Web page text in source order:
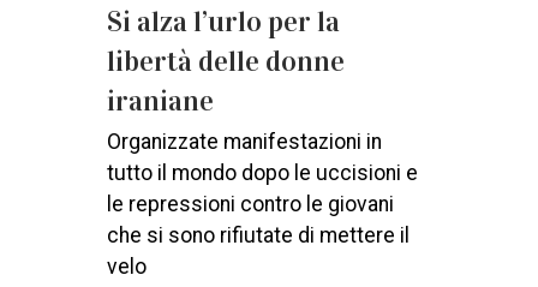
Si alza l’urlo per la
libertà delle donne
iraniane
Organizzate manifestazioni in
tutto il mondo dopo le uccisioni e
le repressioni contro le giovani
che si sono rifiutate di mettere il
velo